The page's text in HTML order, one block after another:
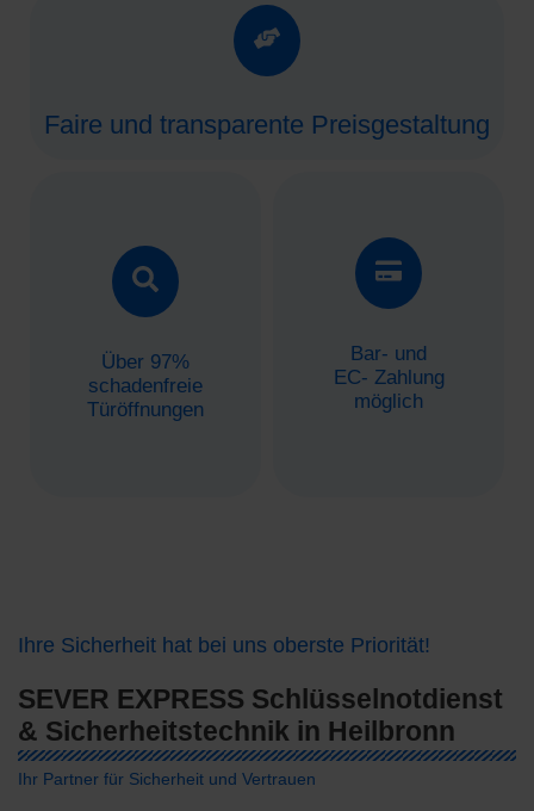
Faire und transparente Preisgestaltung
Über 97%
schadenfreie
Türöffnungen
Bar- und
EC- Zahlung
möglich
Ihre Sicherheit hat bei uns oberste Priorität!
SEVER EXPRESS Schlüsselnotdienst
& Sicherheitstechnik in Heilbronn
Ihr Partner für Sicherheit und Vertrauen